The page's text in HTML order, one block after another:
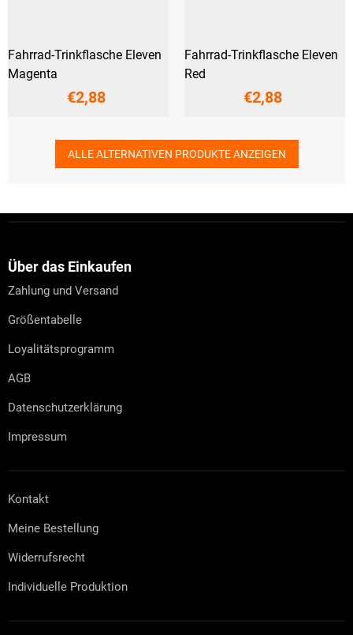
Fahrrad-Trinkflasche Eleven
Magenta
€2,88
Fahrrad-Trinkflasche Eleven
Red
€2,88
ALLE ALTERNATIVEN PRODUKTE ANZEIGEN
Über das Einkaufen
Zahlung und Versand
Größentabelle
Loyalitätsprogramm
AGB
Datenschutzerklärung
Impressum
Kontakt
Meine Bestellung
Widerrufsrecht
Individuelle Produktion